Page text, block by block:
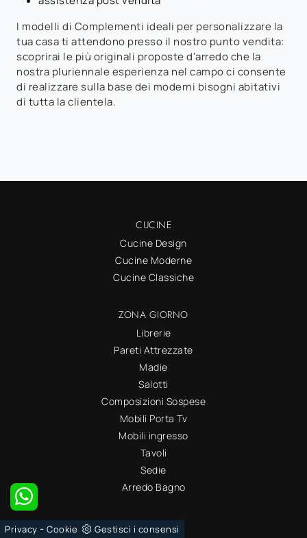
I modelli di Complementi ideali per personalizzare la
tua casa ti attendono presso il nostro punto vendita:
scoprirai le più originali proposte d'arredo che la
nostra pluriennale esperienza nel campo ci consente
di realizzare sulla base dei moderni bisogni abitativi
di tutta la clientela.
CUCINE
Cucine Design
Cucine Moderne
Cucine Classiche
ZONA GIORNO
Librerie
Pareti Attrezzate
Madie
Salotti
Composizioni Sospese
Mobili Porta Tv
Mobili ingresso
Tavoli
Sedie
Arredo Bagno
ZONA NOTTE
Privacy - Cookie Gestisci i consensi